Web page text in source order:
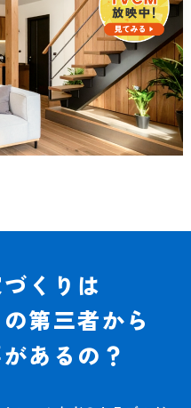
くりは
の第三者から
あるの？